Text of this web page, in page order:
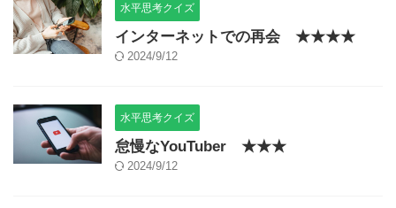
水平思考クイズ
インターネットでの再会 ★★★★
2024/9/12
水平思考クイズ
怠慢なYouTuber ★★★
2024/9/12